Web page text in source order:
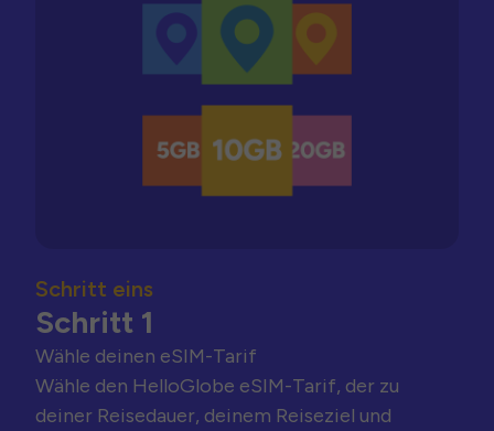
Schritt eins
Schritt 1
Wähle deinen eSIM-Tarif
Wähle den HelloGlobe eSIM-Tarif, der zu
deiner Reisedauer, deinem Reiseziel und